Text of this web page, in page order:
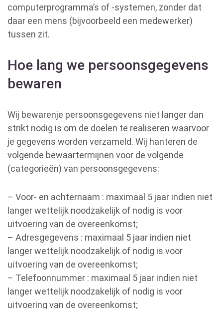
computerprogramma’s of -systemen, zonder dat
daar een mens (bijvoorbeeld een medewerker)
tussen zit.
Hoe lang we persoonsgegevens
bewaren
Wij bewarenje persoonsgegevens niet langer dan
strikt nodig is om de doelen te realiseren waarvoor
je gegevens worden verzameld. Wij hanteren de
volgende bewaartermijnen voor de volgende
(categorieën) van persoonsgegevens:
– Voor- en achternaam : maximaal 5 jaar indien niet
langer wettelijk noodzakelijk of nodig is voor
uitvoering van de overeenkomst;
– Adresgegevens : maximaal 5 jaar indien niet
langer wettelijk noodzakelijk of nodig is voor
uitvoering van de overeenkomst;
– Telefoonnummer : maximaal 5 jaar indien niet
langer wettelijk noodzakelijk of nodig is voor
uitvoering van de overeenkomst;